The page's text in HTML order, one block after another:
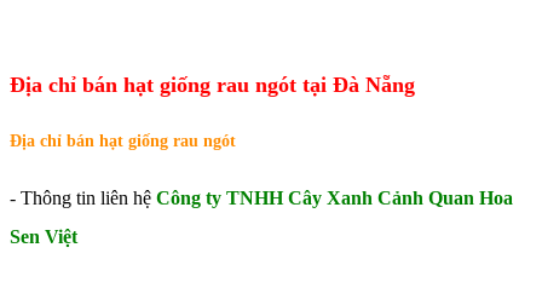
Địa chỉ bán hạt giống rau ngót tại Đà Nẵng
Địa chỉ bán hạt giống rau ngót
- Thông tin liên hệ Công ty TNHH Cây Xanh Cảnh Quan Hoa
Sen Việt